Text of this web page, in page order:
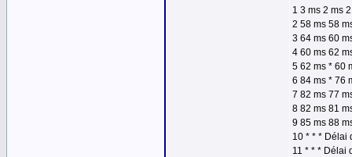
1 3 ms 2 ms
2 58 ms 58
3 64 ms 60
4 60 ms 62
5 62 ms * 60
6 84 ms * 76
7 82 ms 77
8 82 ms 81
9 85 ms 88
10 * * * Délai
11 * * * Délai